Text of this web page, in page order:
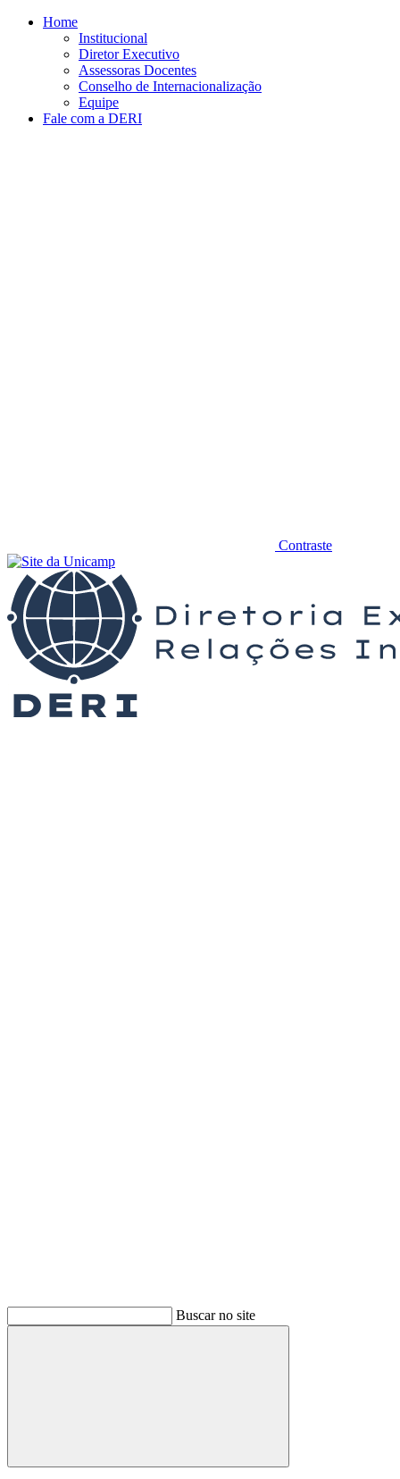
Conteúdo principal
Home
Institucional
Diretor Executivo
Assessoras Docentes
Conselho de Internacionalização
Equipe
Fale com a DERI
Contraste
Buscar no site
Buscar